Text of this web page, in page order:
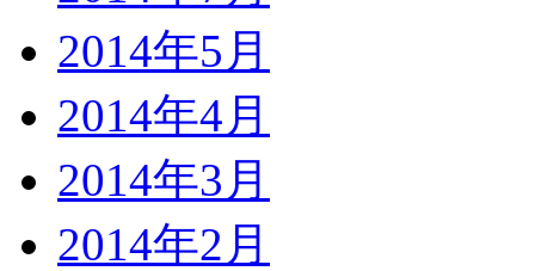
2014年5月
2014年4月
2014年3月
2014年2月